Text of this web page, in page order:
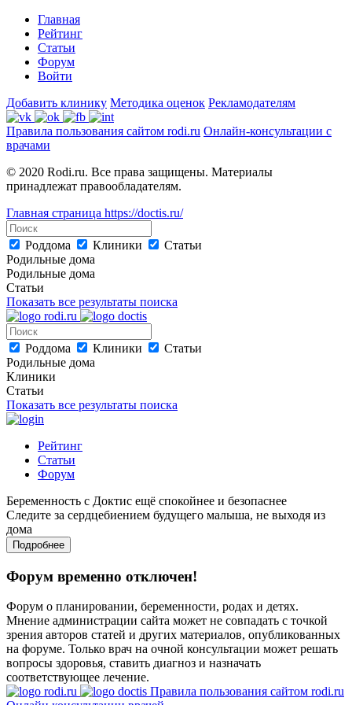
Главная
Рейтинг
Статьи
Форум
Войти
Добавить клинику Методика оценок Рекламодателям
Правила пользования сайтом rodi.ru Онлайн-консультации с
врачами
© 2020 Rodi.ru. Все права защищены. Материалы
принадлежат правообладателям.
Главная страница https://doctis.ru/
Роддома Клиники
Статьи
Родильные дома
Родильные дома
Статьи
Показать все результаты поиска
Роддома Клиники
Статьи
Родильные дома
Клиники
Статьи
Показать все результаты поиска
Рейтинг
Статьи
Форум
Беременность с Доктис ещё спокойнее и безопаснее
Следите за сердцебиением будущего малыша, не выходя из
дома
Подробнее
Форум временно отключен!
Форум о планировании, беременности, родах и детях.
Мнение администрации сайта может не совпадать с точкой
зрения авторов статей и других материалов, опубликованных
на форуме. Только врач на очной консультации может решать
вопросы здоровья, ставить диагноз и назначать
соответствующее лечение.
Правила пользования сайтом rodi.ru